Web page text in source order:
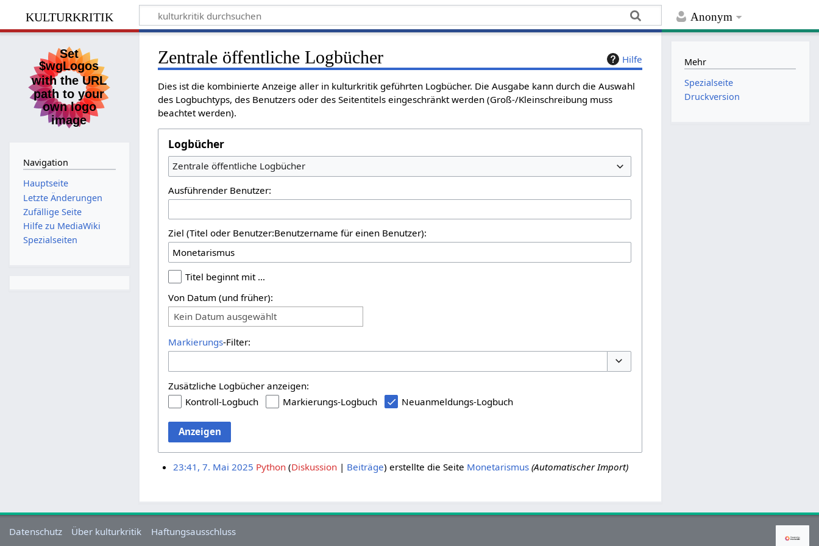
Anonym
kulturkritik
Hilfe
Zentrale öffentliche Logbücher
Dies ist die kombinierte Anzeige aller in kulturkritik geführten Logbücher. Die Ausgabe kann durch die Auswahl
des Logbuchtyps, des Benutzers oder des Seitentitels eingeschränkt werden (Groß-/Kleinschreibung muss
beachtet werden).
Logbücher
Zentrale öffentliche Logbücher
Ausführender Benutzer:
Ziel (Titel oder Benutzer:Benutzername für einen Benutzer):
Titel beginnt mit …
Von Datum (und früher):
Kein Datum ausgewählt
Markierungs-Filter:
Zusätzliche Logbücher anzeigen:
Kontroll-Logbuch
Markierungs-Logbuch Neuanmeldungs-Logbuch
Anzeigen
23:41, 7. Mai 2025 Python Diskussion Beiträge erstellte die Seite Monetarismus (Automatischer Import)
Navigation
Hauptseite
Letzte Änderungen
Zufällige Seite
Hilfe zu MediaWiki
Spezialseiten
Mehr
Spezialseite
Druckversion
Datenschutz Über kulturkritik Haftungsausschluss